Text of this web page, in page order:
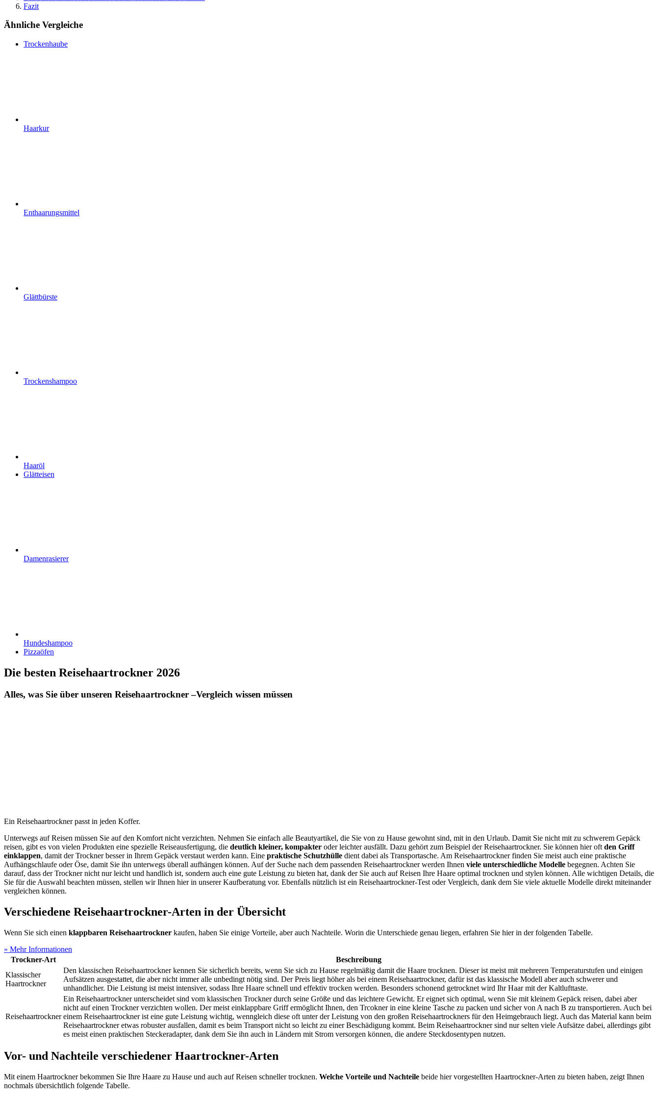
Fazit
Ähnliche Vergleiche
Trockenhaube
Haarkur
Enthaarungsmittel
Glättbürste
Trockenshampoo
Haaröl
Glätteisen
Damenrasierer
Hundeshampoo
Pizzaöfen
Die besten Reisehaartrockner 2026
Alles, was Sie über unseren Reisehaartrockner –Vergleich wissen müssen
Ein Reisehaartrockner passt in jeden Koffer.
Unterwegs auf Reisen müssen Sie auf den Komfort nicht verzichten. Nehmen Sie einfach alle Beautyartikel, die Sie von zu Hause gewohnt sind, mit in den Urlaub. Damit Sie nicht mit zu schwerem Gepäck
reisen, gibt es von vielen Produkten eine spezielle Reiseausfertigung, die deutlich kleiner, kompakter oder leichter ausfällt. Dazu gehört zum Beispiel derReisehaartrockner. Sie können hier oft den Griff
einklappen, damit der Trockner besser in Ihrem Gepäck verstaut werden kann. Eine praktische Schutzhülle dient dabei als Transportasche. Am Reisehaartrocknerfinden Sie meist auch eine praktische
Aufhängschlaufe oder Öse, damit Sie ihn unterwegs überall aufhängen können. Auf der Suche nach dem passenden Reisehaartrocknerwerden Ihnen viele unterschiedliche Modelle begegnen. Achten Sie
darauf, dass der Trockner nicht nur leicht und handlich ist, sondern auch eine gute Leistung zu bieten hat, dank der Sie auch auf Reisen Ihre Haare optimal trocknen und stylen können. Alle wichtigen Details, die
Sie für die Auswahl beachten müssen, stellen wir Ihnen hier in unserer Kaufberatung vor. Ebenfalls nützlich ist ein Reisehaartrockner-Test oder Vergleich, dank dem Sie viele aktuelle Modelle direkt miteinander
vergleichen können.
Verschiedene Reisehaartrockner-Arten in der Übersicht
Wenn Sie sich einen klappbaren Reisehaartrockner kaufen, haben Sie einige Vorteile, aber auch Nachteile. Worin die Unterschiede genau liegen, erfahren Sie hier in der folgenden Tabelle.
» Mehr Informationen
Trockner-Art
Beschreibung
Klassischer
Haartrockner
Den klassischen Reisehaartrocknerkennen Sie sicherlich bereits, wenn Sie sich zu Hause regelmäßig damit die Haare trocknen. Dieser ist meist mit mehreren Temperaturstufen und einigen
Aufsätzen ausgestattet, die aber nicht immer alle unbedingt nötig sind. Der Preis liegt höher als bei einem Reisehaartrockner, dafür ist das klassische Modell aber auch schwerer und
unhandlicher. Die Leistung ist meist intensiver, sodass Ihre Haare schnell und effektiv trocken werden. Besonders schonend getrocknet wird Ihr Haar mit der Kaltlufttaste.
Reisehaartrockner
Ein Reisehaartrocknerunterscheidet sind vom klassischen Trockner durch seine Größe und das leichtere Gewicht. Er eignet sich optimal, wenn Sie mit kleinem Gepäck reisen, dabei aber
nicht auf einen Trockner verzichten wollen. Der meist einklappbare Griff ermöglicht Ihnen, den Trcokner in eine kleine Tasche zu packen und sicher von A nach B zu transportieren. Auch bei
einem Reisehaartrocknerist eine gute Leistung wichtig, wenngleich diese oft unter der Leistung von den großen Reisehaartrockners für den Heimgebrauch liegt. Auch das Material kann beim
Reisehaartrockneretwas robuster ausfallen, damit es beim Transport nicht so leicht zu einer Beschädigung kommt. Beim Reisehaartrocknersind nur selten viele Aufsätze dabei, allerdings gibt
es meist einen praktischen Steckeradapter, dank dem Sie ihn auch in Ländern mit Strom versorgen können, die andere Steckdosentypen nutzen.
Vor- und Nachteile verschiedener Haartrockner-Arten
Mit einem Haartrockner bekommen Sie Ihre Haare zu Hause und auch auf Reisen schneller trocknen. Welche Vorteile und Nachteile beide hier vorgestellten Haartrockner-Arten zu bieten haben, zeigt Ihnen
nochmals übersichtlich folgende Tabelle.